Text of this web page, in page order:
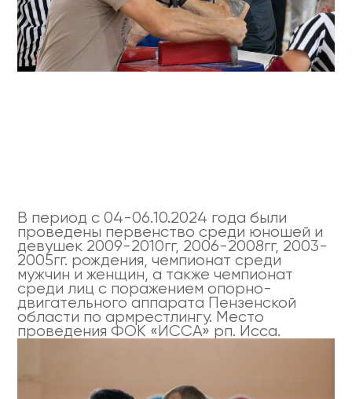
В период с 04-06.10.2024 года были
проведены первенство среди юношей и
девушек 2009-2010гг, 2006-2008гг, 2003-
2005гг. рождения, чемпионат среди
мужчин и женщин, а также чемпионат
среди лиц с поражением опорно-
двигательного аппарата Пензенской
области по армрестлингу. Место
проведения ФОК «ИССА» рп. Исса.